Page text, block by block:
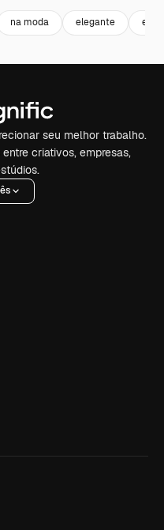
na moda elegante
seu melhor trabalho.
criativos, empresas,